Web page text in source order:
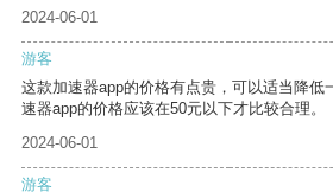
2024-06-01
游客
这款加速器app的价格有点贵，可以适当降低
速器app的价格应该在50元以下才比较合理。
2024-06-01
游客